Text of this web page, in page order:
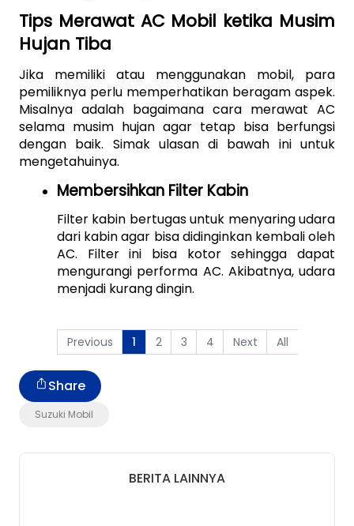
Tips Merawat AC Mobil ketika Musim
Hujan Tiba
Jika memiliki atau menggunakan mobil, para
pemiliknya perlu memperhatikan beragam aspek.
Misalnya adalah bagaimana cara merawat AC
selama musim hujan agar tetap bisa berfungsi
dengan baik. Simak ulasan di bawah ini untuk
mengetahuinya.
Membersihkan Filter Kabin
Filter kabin bertugas untuk menyaring udara
dari kabin agar bisa didinginkan kembali oleh
AC. Filter ini bisa kotor sehingga dapat
mengurangi performa AC. Akibatnya, udara
menjadi kurang dingin.
Previous 1 2 3 4 Next All
Suzuki Mobil
Share
BERITA LAINNYA